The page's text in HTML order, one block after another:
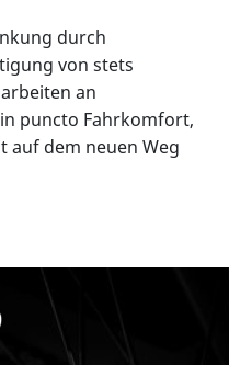
durch
von stets
an
puncto Fahrkomfort,
auf dem neuen Weg